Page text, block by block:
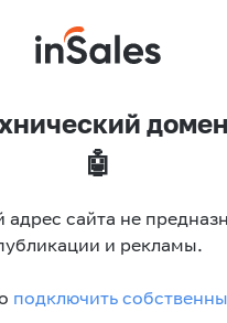
домен
🤖
адрес сайта не
и рекламы.
подключить